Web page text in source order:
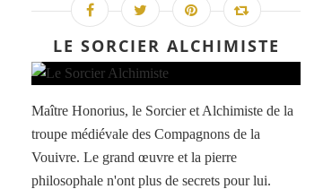
LE SORCIER ALCHIMISTE
Maître Honorius, le Sorcier et Alchimiste de la
troupe médiévale des Compagnons de la
Vouivre. Le grand œuvre et la pierre
philosophale n'ont plus de secrets pour lui.